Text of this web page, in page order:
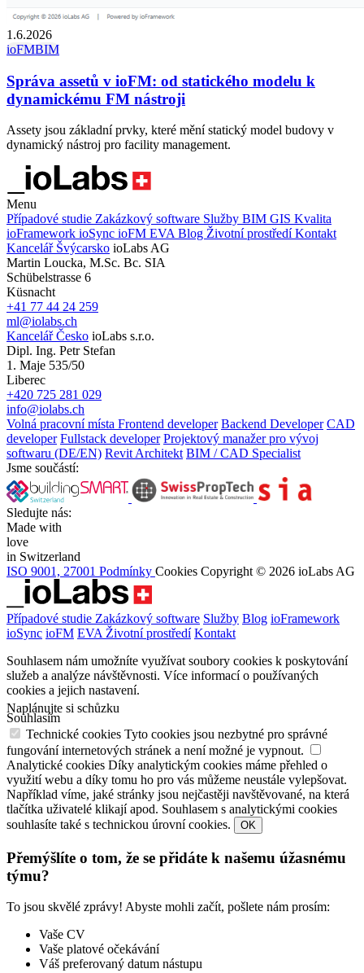
1.6.2026
ioFMBIM
Správa assetů v ioFM: od statického modelu k
dynamickému FM nástroji
Assety jsou základní prvky, které mění statický model budovy v
dynamický nástroj pro facility management.
Naplánujte si schůzku
Menu
Případové studie Zakázkový software Služby BIM GIS Kvalita
ioFramework ioSync ioFM EVA Blog Životní prostředíKontakt
Kancelář Švýcarsko ioLabs AG
Martin Loucka, M.Sc. Bc. SIA
Schübelstrasse 6
Küsnacht
+41 77 44 24 259
ml@iolabs.ch
Kancelář Česko ioLabs s.r.o.
Dipl. Ing. Petr Stefan
1. Maje 535/50
Liberec
+420 725 281 029
info@iolabs.ch
Volná pracovní místa Frontend developer Backend Developer CAD
developer Fullstack developer Projektový manažer pro vývoj
softwaru (DE/EN) Revit Architekt BIM / CAD Specialist
Jsme součástí:
Sledujte nás:
Made with
love
in Switzerland
ISO 9001, 27001 Podmínky Cookies Copyright © 2026 ioLabs AG
Případové studie Zakázkový software Služby Blog ioFramework
ioSync ioFM EVA Životní prostředí Kontakt
Souhlasem nám umožníte využívat soubory cookies k poskytování
služeb a analýze návštěvnosti. Více informací o používaných
cookies a jejich nastavení.
Souhlasím
Technické cookies Tyto cookies jsou nezbytné pro správné
fungování internetových stránek a není možné je vypnout.
Analytické cookies Díky analytickým cookies máme přehled o
využití webu a díky tomu ho pro vás můžeme neustále vylepšovat.
Například víme, jaké stránky jsou nejčastěji navštěvované, na která
tlačítka uživatelé klikají apod. Souhlasem s analytickými cookies
souhlasíte také s technickou úrovní cookies.
OK
Přemýšlíte o tom, že se přidáte k našemu úžasnému
týmu?
To jsou skvělé zprávy! Abyste mohli začít, pošlete nám prosím:
Vaše CV
Vaše platové očekávání
Váš preferovaný datum nástupu